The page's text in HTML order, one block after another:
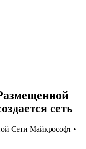
сеть
Сети Майкрософт •